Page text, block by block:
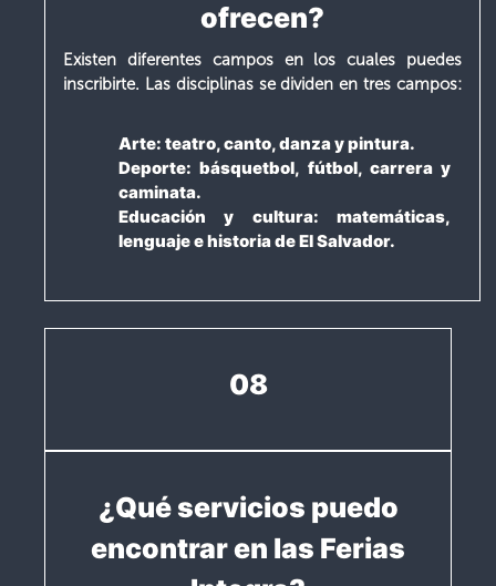
ofrecen?
Existen diferentes campos en los cuales puedes
inscribirte. Las disciplinas se dividen en tres campos:
Arte: teatro, canto, danza y pintura.
Deporte: básquetbol, fútbol, carrera y
caminata.
Educación y cultura: matemáticas,
lenguaje e historia de El Salvador.
08
¿Qué servicios puedo
encontrar en las Ferias